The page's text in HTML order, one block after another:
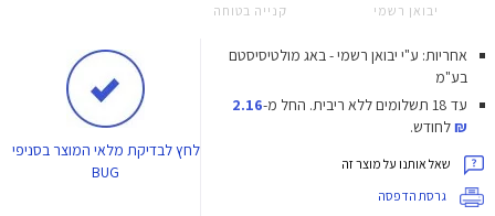
יבואן רשמי קנייה בטוחה
אחריות: ע"י יבואן רשמי - באג מולטיסיסטם
בע"מ
עד 18 תשלומים ללא ריבית.
החל מ-2.16
₪לחודש.
שאל אותנו על מוצר זה
גרסת הדפסה
לחץלבדיקת מלאי המוצר בסניפי
BUG